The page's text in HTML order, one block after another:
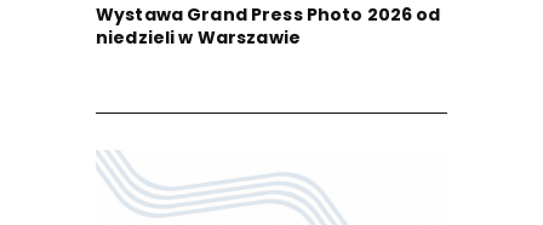
Wystawa Grand Press Photo 2026 od
niedzieli w Warszawie